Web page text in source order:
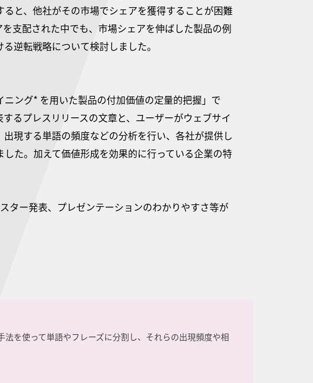
と、他社がその市場でシェアを獲得することが困難
支配された中でも、市場シェアを伸ばした製品の例
逆転戦略について検討しました。
ング* を用いた製品の付加価値の定量的把握」で
るプレスリリースの文章と、ユーザーがウェブサイ
現する単語の頻度などの分析を行い、各社が提供し
た。加えて価値形成を効果的に行っている企業の特
ター発表、プレゼンテーションのわかりやすさ等が
を使って単語やフレーズに分割し、それらの出現頻度や相